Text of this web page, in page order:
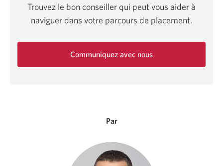
Trouvez le bon conseiller qui peut vous aider à
naviguer dans votre parcours de placement.
Communiquez avec nous
Par